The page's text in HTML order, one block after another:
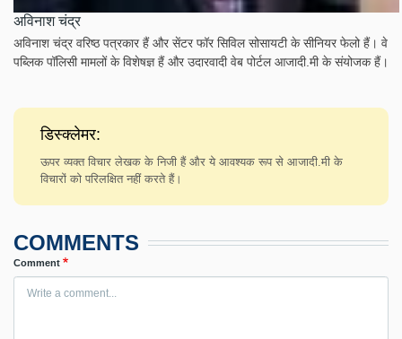
अविनाश चंद्र
अविनाश चंद्र वरिष्ठ पत्रकार हैं और सेंटर फॉर सिविल सोसायटी के सीनियर फेलो हैं। वे
पब्लिक पॉलिसी मामलों के विशेषज्ञ हैं और उदारवादी वेब पोर्टल आजादी.मी के संयोजक हैं।
डिस्क्लेमर:
ऊपर व्यक्त विचार लेखक के निजी हैं और ये आवश्यक रूप से आजादी.मी के
विचारों को परिलक्षित नहीं करते हैं।
COMMENTS
Comment